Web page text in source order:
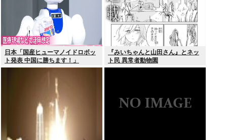
日本「国産ヒューマノイドロボッ
ト発表 中国に勝ちます！」
youtubeで1万いいね
『みいちゃんと山田さん』とネッ
ト民 異常者動物園